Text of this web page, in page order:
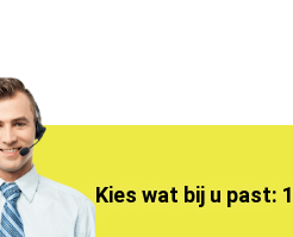
Kies wat bij u past: